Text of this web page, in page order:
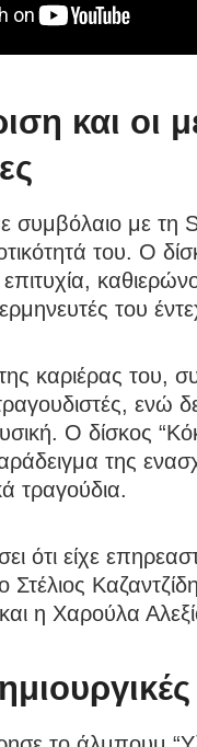
και οι
συμβόλαιο με τη
του. Ο
του
καριέρας του,
ενώ
Ο δίσκος
της
τραγούδια.
ότι είχε
Στέλιος
η Χαρούλα